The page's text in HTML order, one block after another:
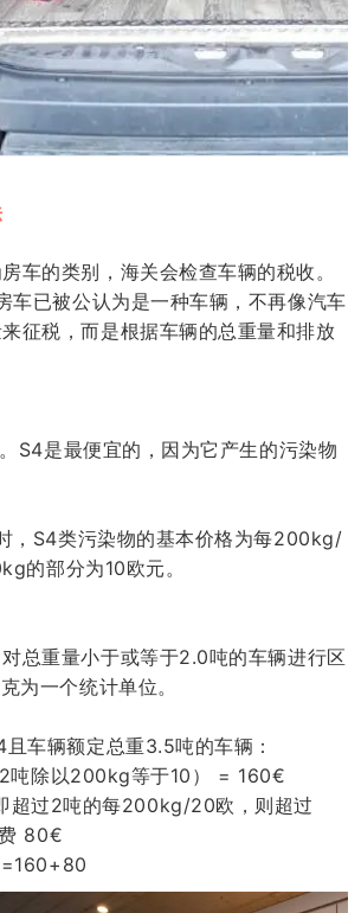
车的类别，海关会检查车辆的税收。
车已被公认为是一种车辆，不再像汽车
征税，而是根据车辆的总重量和排放
S4是最便宜的，因为它产生的污染物
，S4类污染物的基本价格为每200kg/
的部分为10欧元。
总重量小于或等于2.0吨的车辆进行区
为一个统计单位。
车辆额定总重3.5吨的车辆：
吨除以200kg等于10） = 160€
过2吨的每200kg/20欧，则超过
80€